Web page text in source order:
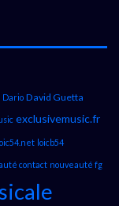
Dario David Guetta
exclusivemusic.fr
loic54.net loicb54
contact nouveauté fg